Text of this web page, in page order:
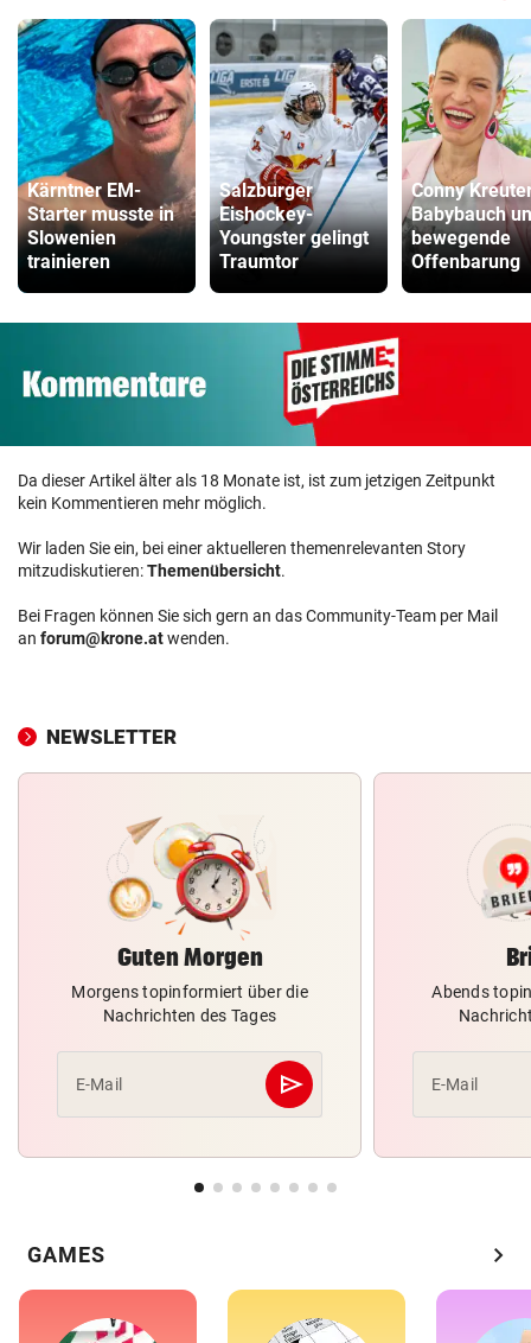
Kärntner EM-
Starter musste in
Slowenien
trainieren
Salzburger
Eishockey-
Youngster gelingt
Traumtor
Conny
Babybauch
bewegende
Offenbarung
Da dieser Artikel älter als 18 Monate ist, ist zum jetzigen Zeitpunkt
kein Kommentieren mehr möglich.
Wir laden Sie ein, bei einer aktuelleren themenrelevanten Story
mitzudiskutieren:Themenübersicht.
Bei Fragen können Sie sich gern an das Community-Team per Mail
an forum@krone.atwenden.
NEWSLETTER
Guten Morgen
Morgens topinformiert über die
Nachrichten des Tages
E-Mail send
Abschicken
Abends
E-Mail
GAMES chevron_right